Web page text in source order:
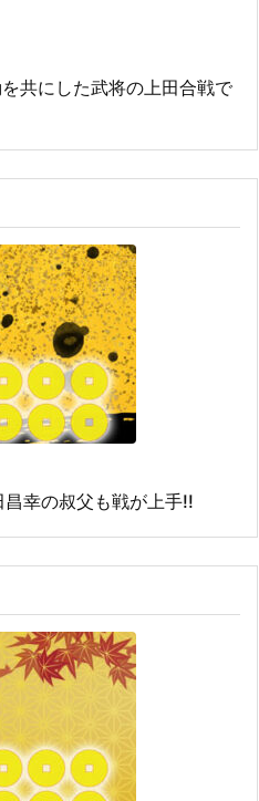
共にした武将の上田合戦で
幸の叔父も戦が上手!!